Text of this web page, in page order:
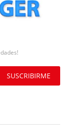
SUSCRIBIRME